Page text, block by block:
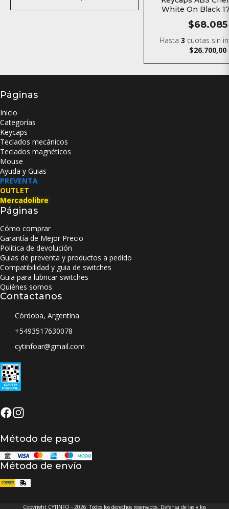
White On Black
$68.085
Hasta3 cuotas sin
$26.700,00
Páginas
Inicio
Categorías
Keycaps
Teclados mecánicos
Teclados magnéticos
Mouse
Ayuda y Guias
PREVENTA
OUTLET
Mercadolibre
Páginas
Cómo comprar
Garantía de Mejor Precio
Política de devolución
Guias de preventa y productos a pedido
Compatibilidad y guia de switches
Guia para lubricar switches
Quiénes somos
Contactanos
Córdoba, Argentina
+5493517630078
cytinfoar@gmail.com
Método de pago
Método de envío
Copyright CYTINFO - 2026. Todos los derechos reservados. Defensa de las y los